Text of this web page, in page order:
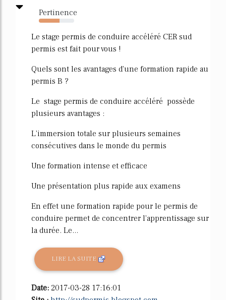
Pertinence
58%
Le stage permis de conduire accéléré CER sud
permis est fait pour vous !
Quels sont les avantages d'une formation rapide au
permis B ?
Le stage permis de conduire accéléré possède
plusieurs avantages :
L'immersion totale sur plusieurs semaines
consécutives dans le monde du permis
Une formation intense et efficace
Une présentation plus rapide aux examens
En effet une formation rapide pour le permis de
conduire permet de concentrer l'apprentissage sur
la durée. Le...
LIRE LA SUITE
Date: 2017-03-28 17:16:01